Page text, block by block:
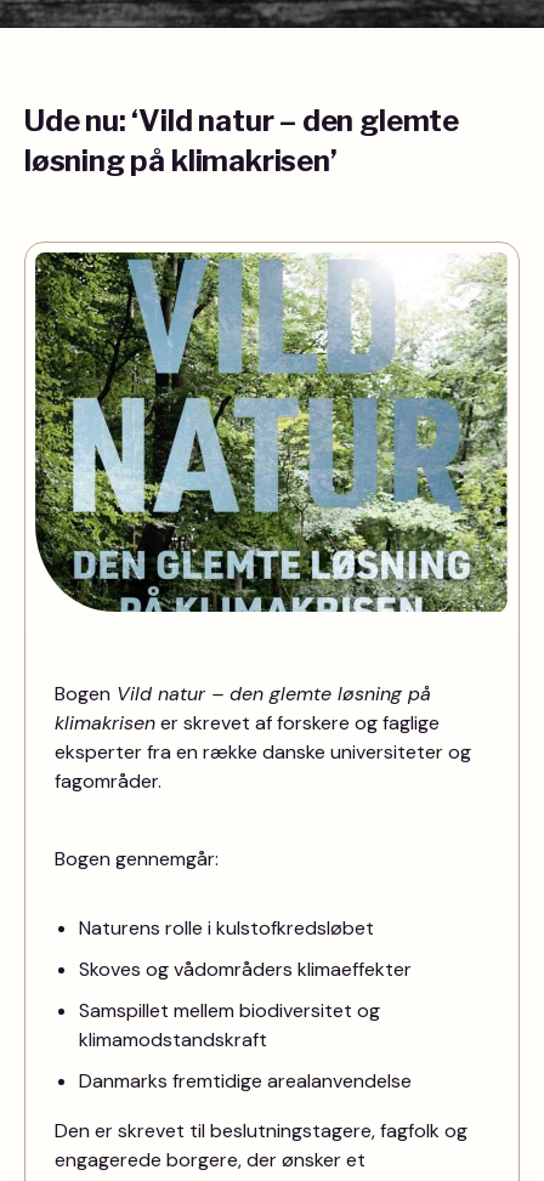
Ude nu: ‘Vild natur – den glemte
løsning på klimakrisen’
Bogen Vild natur – den glemte løsning på
klimakrisener skrevet af forskere og faglige
eksperter fra en række danske universiteter og
fagområder.
Bogen gennemgår:
Naturens rolle i kulstofkredsløbet
Skoves og vådområders klimaeffekter
Samspillet mellem biodiversitet og
klimamodstandskraft
Danmarks fremtidige arealanvendelse
Den er skrevet til beslutningstagere, fagfolk og
engagerede borgere, der ønsker et